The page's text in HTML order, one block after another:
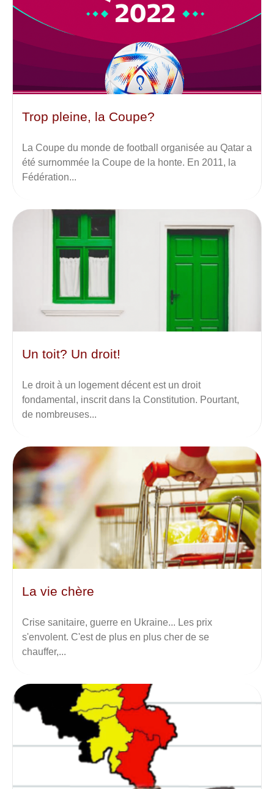
Trop pleine, la Coupe?
La Coupe du monde de football organisée au Qatar a
été surnommée la Coupe de la honte. En 2011, la
Fédération...
Un toit? Un droit!
Le droit à un logement décent est un droit
fondamental, inscrit dans la Constitution. Pourtant,
de nombreuses...
La vie chère
Crise sanitaire, guerre en Ukraine... Les prix
s'envolent. C'est de plus en plus cher de se
chauffer,...